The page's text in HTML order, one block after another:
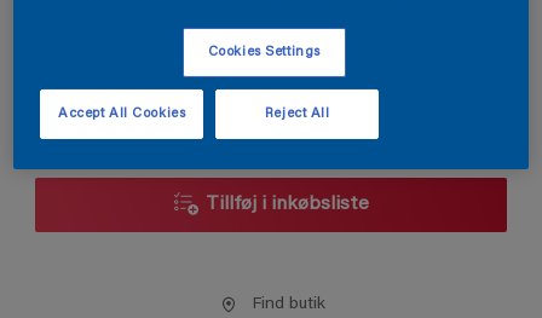
Produkt lommeregner
Tillføj i inkøbsliste
Find butik
Cookies Settings
Reject All
Accept All Cookies